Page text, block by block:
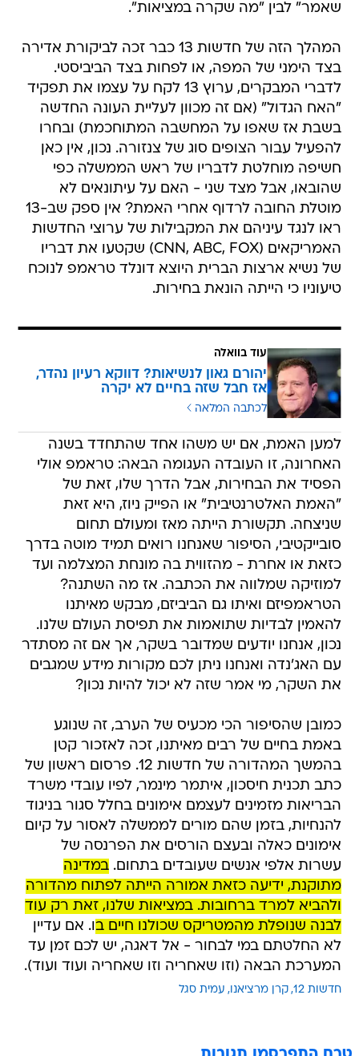
שאמר" לבין "מה שקרה במציאות".
המהלך הזה של חדשות 13 כבר זכה לביקורת אדירה
בצד הימני של המפה, או לפחות בצד הביביסטי.
לדברי המבקרים, ערוץ 13 לקח על עצמו את תפקיד
"האח הגדול" (אם זה מכוון לעליית העונה החדשה
בשבת אז שאפו על המחשבה המתוחכמת) ובחרו
להפעיל עבור הצופים סוג של צנזורה. נכון, אין כאן
חשיפה מוחלטת לדבריו של ראש הממשלה כפי
שהובאו, אבל מצד שני - האם על עיתונאים לא
מוטלת החובה לרדוף אחרי האמת? אין ספק שב-13
ראו לנגד עיניהם את המקבילות של ערוצי החדשות
האמריקאים (CNN, ABC, FOX) שקטעו את דבריו
של נשיא ארצות הברית היוצא דונלד טראמפ לנוכח
טיעוניו כי הייתה הונאת בחירות.
עוד בוואלה
יהורם גאון לנשיאות? דווקא רעיון נהדר,
אז חבל שזה בחיים לא יקרה
לכתבה המלאה
למען האמת, אם יש משהו אחד שהתחדד בשנה
האחרונה, זו העובדה העגומה הבאה: טראמפ אולי
הפסיד את הבחירות, אבל הדרך שלו, זאת של
"האמת האלטרנטיבית" או הפייק ניוז, היא זאת
שניצחה. תקשורת הייתה מאז ומעולם תחום
סובייקטיבי, הסיפור שאנחנו רואים תמיד מוטה בדרך
כזאת או אחרת - מהזווית בה מונחת המצלמה ועד
למוזיקה שמלווה את הכתבה. אז מה השתנה?
הטראמפיזם ואיתו גם הביביזם, מבקש מאיתנו
להאמין לבדיות שתואמות את תפיסת העולם שלנו.
נכון, אנחנו יודעים שמדובר בשקר, אך אם זה מסתדר
עם האג'נדה ואנחנו ניתן לכם מקורות מידע שמגבים
את השקר, מי אמר שזה לא יכול להיות נכון?
כמובן שהסיפור הכי מכעיס של הערב, זה שנוגע
באמת בחיים של רבים מאיתנו, זכה לאזכור קטן
בהמשך המהדורה של חדשות 12. פרסום ראשון של
כתב תכנית חיסכון, איתמר מינמר, לפיו עובדי משרד
הבריאות מזמינים לעצמם אימונים בחלל סגור בניגוד
להנחיות, בזמן שהם מורים לממשלה לאסור על קיום
אימונים כאלה ובעצם הורסים את הפרנסה של
עשרות אלפי אנשים שעובדים בתחום.במדינה
מתוקנת, ידיעה כזאת אמורה הייתה לפתוח מהדורה
ולהביא למרד ברחובות. במציאות שלנו, זאת רק עוד
לבנה שנופלת מהמטריקס שכולנו חיים בו. אם עדיין
לא החלטתם במי לבחור - אל דאגה, יש לכם זמן עד
המערכת הבאה (וזו שאחריה וזו שאחריה ועוד ועוד).
חדשות 12 קרן מרציאנו עמית סגל